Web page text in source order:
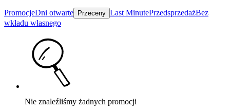
PromocjeDni otwarte Przeceny Last MinutePrzedsprzedażBez
wkładu własnego
Nie znaleźliśmy żadnych promocji